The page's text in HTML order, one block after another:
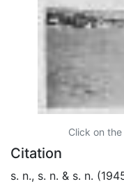
Click on
Citation
s. n., s. n. & s. n.